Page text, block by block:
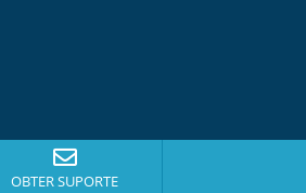
OBTER SUPORTE